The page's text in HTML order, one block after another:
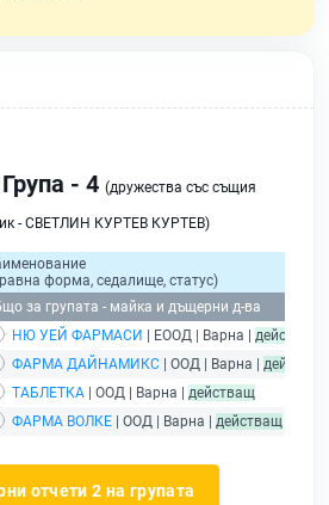
- 4 (дружества със същия
- СВЕТЛИН КУРТЕВ КУРТЕВ)
форма, седалище, статус)
за групата - майка и дъщерни д-ва
НЮ УЕЙ ФАРМАСИ | ЕООД | Варна | действащ
ФАРМА ДАЙНАМИКС | ООД | Варна | действащ
ТАБЛЕТКА | ООД | Варна | действащ
ФАРМА ВОЛКЕ | ООД | Варна | действащ
отчети 2 на групата